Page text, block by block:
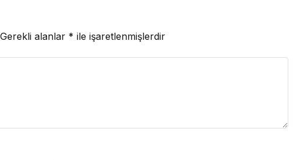
Gerekli alanlar * ile işaretlenmişlerdir